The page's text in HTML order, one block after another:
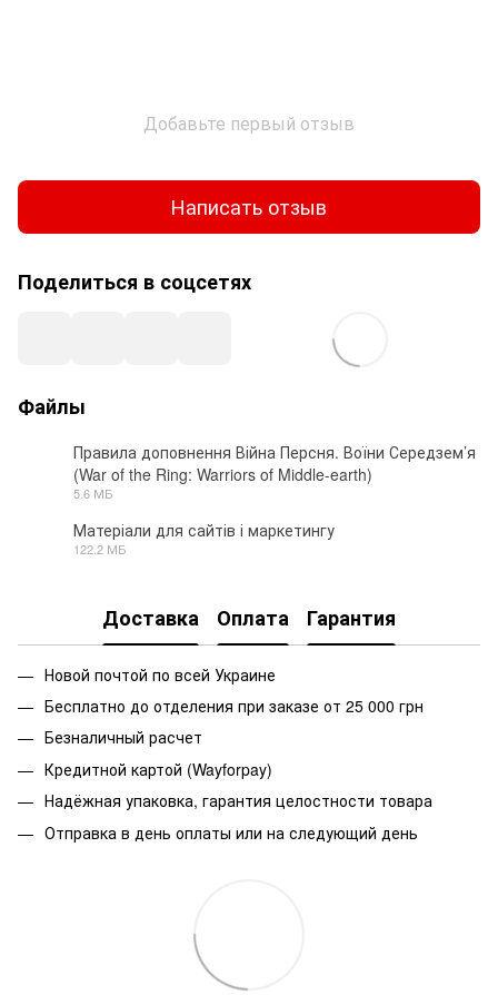
Добавьте первый отзыв
Написать отзыв
Поделиться в соцсетях
Файлы
Правила доповнення Війна Персня. Воїни Середзем’я
(War of the Ring: Warriors of Middle-earth)
5.6 МБ
Матеріали для сайтів і маркетингу
122.2 МБ
Доставка Оплата Гарантия
Новой почтой по всей Украине
Бесплатно до отделения при заказе от 25 000 грн
Безналичный расчет
Кредитной картой (Wayforpay)
Надёжная упаковка, гарантия целостности товара
Отправка в день оплаты или на следующий день